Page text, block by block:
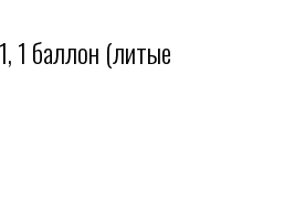
1 баллон (литые